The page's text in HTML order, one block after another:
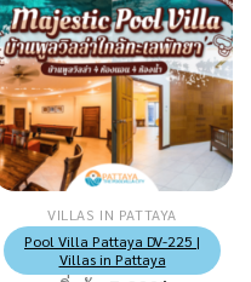
VILLAS IN PATTAYA
Pool Villa Pattaya DV-225 |
Villas in Pattaya